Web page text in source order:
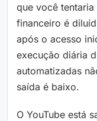
que você
financeiro é
após o acesso
execução diária
automatizadas
saída é baixo.
O YouTube está